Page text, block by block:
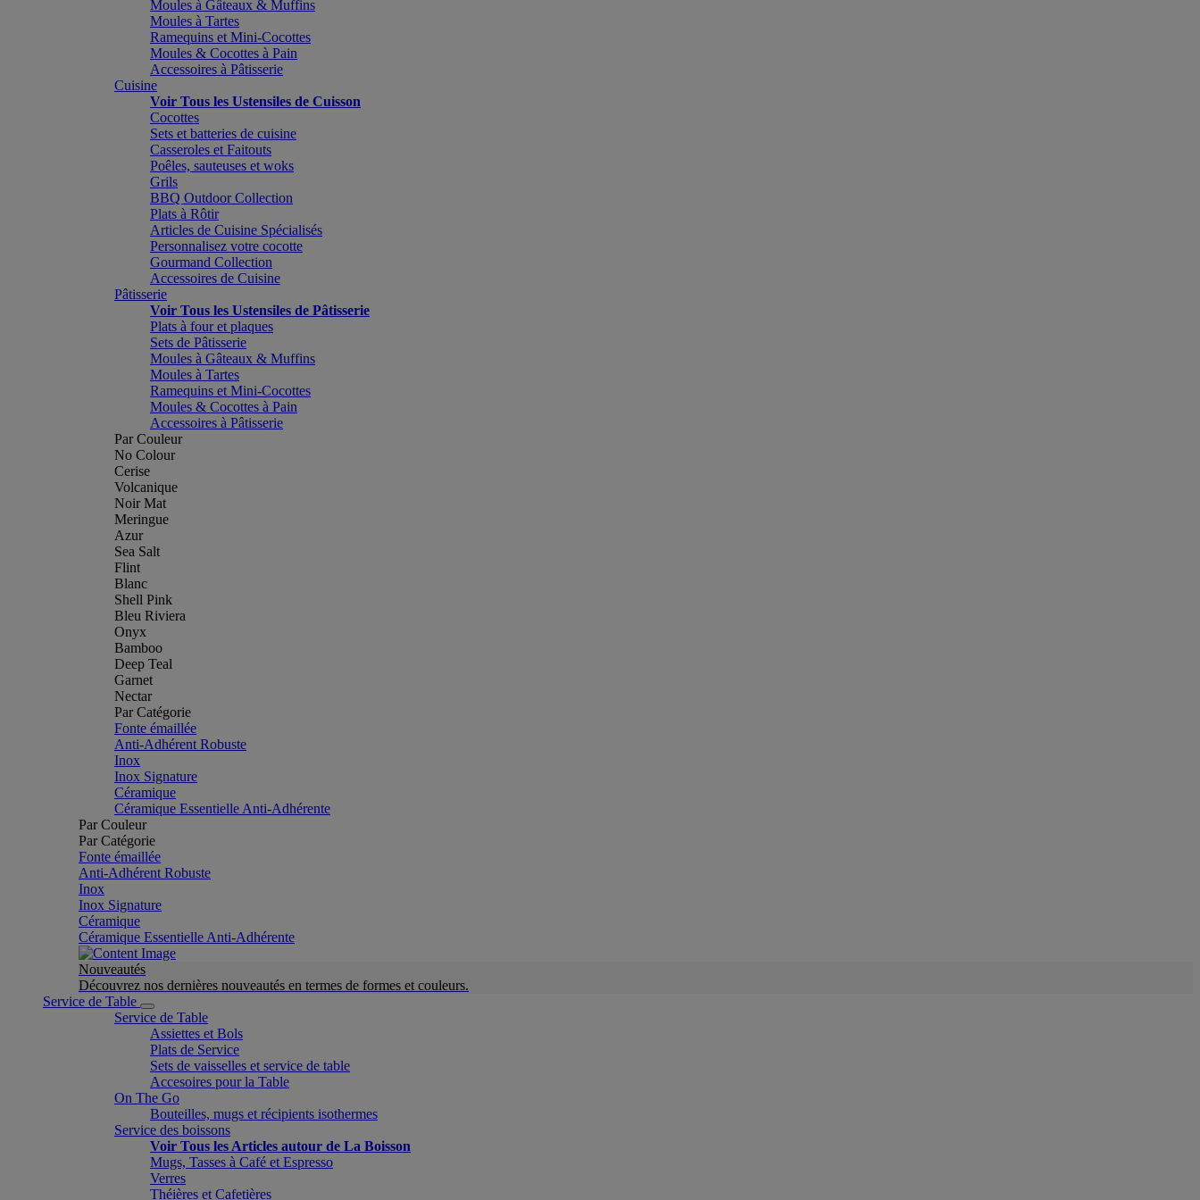
Moules à Gâteaux & Muffins
Moules à Tartes
Ramequins et Mini-Cocottes
Moules & Cocottes à Pain
Accessoires à Pâtisserie
Cuisine
Voir Tous les Ustensiles de Cuisson
Cocottes
Sets et batteries de cuisine
Casseroles et Faitouts
Poêles, sauteuses et woks
Grils
BBQ Outdoor Collection
Plats à Rôtir
Articles de Cuisine Spécialisés
Personnalisez votre cocotte
Gourmand Collection
Accessoires de Cuisine
Pâtisserie
Voir Tous les Ustensiles de Pâtisserie
Plats à four et plaques
Sets de Pâtisserie
Moules à Gâteaux & Muffins
Moules à Tartes
Ramequins et Mini-Cocottes
Moules & Cocottes à Pain
Accessoires à Pâtisserie
Par Couleur
No Colour
Cerise
Volcanique
Noir Mat
Meringue
Azur
Sea Salt
Flint
Blanc
Shell Pink
Bleu Riviera
Onyx
Bamboo
Deep Teal
Garnet
Nectar
Par Catégorie
Fonte émaillée
Anti-Adhérent Robuste
Inox
Inox Signature
Céramique
Céramique Essentielle Anti-Adhérente
Par Couleur
Par Catégorie
Fonte émaillée
Anti-Adhérent Robuste
Inox
Inox Signature
Céramique
Céramique Essentielle Anti-Adhérente
Nouveautés
Découvrez nos dernières nouveautés en termes de formes et couleurs.
Service de Table
Service de Table
Assiettes et Bols
Plats de Service
Sets de vaisselles et service de table
Accesoires pour la Table
On The Go
Bouteilles, mugs et récipients isothermes
Service des boissons
Voir Tous les Articles autour de La Boisson
Mugs, Tasses à Café et Espresso
Verres
Théières et Cafetières